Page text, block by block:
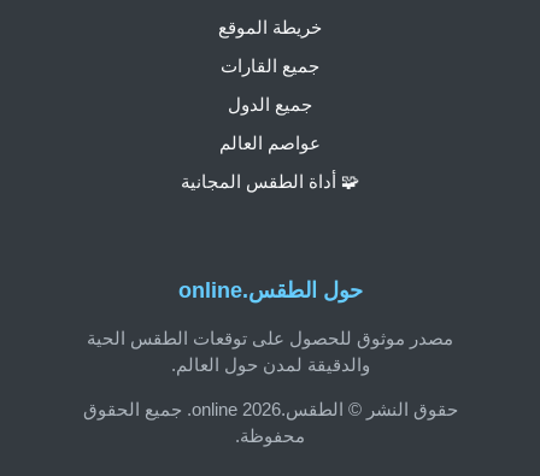
حول الطقس.online
مصدر موثوق للحصول على توقعات الطقس الحية
والدقيقة لمدن حول العالم.
حقوق النشر © الطقس.online 2026. جميع الحقوق
محفوظة.
خريطة الموقع
جميع القارات
جميع الدول
عواصم العالم
🧩 أداة الطقس المجانية